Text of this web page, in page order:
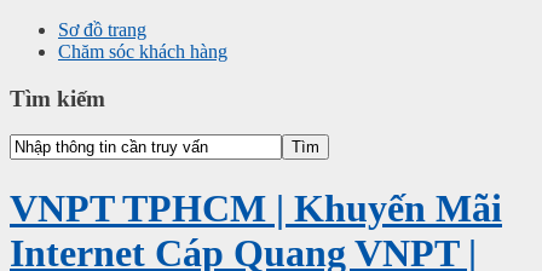
Sơ đồ trang
Chăm sóc khách hàng
Tìm kiếm
VNPT TPHCM | Khuyến Mãi
Internet Cáp Quang VNPT |